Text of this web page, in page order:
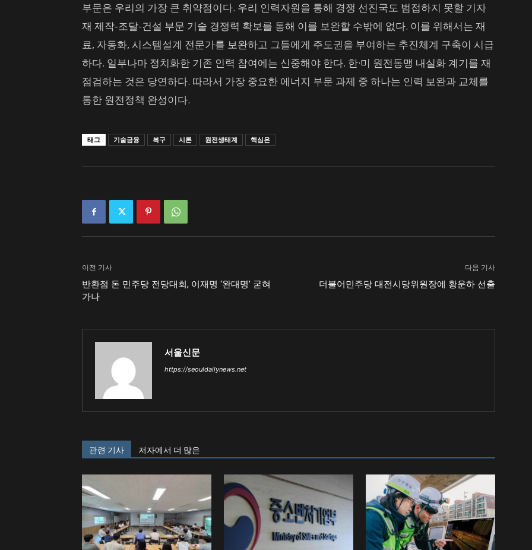
부문은 우리의 가장 큰 취약점이다. 우리 인력자원을 통해 경쟁 선진국도 범접하지 못할 기자
재 제작-조달-건설 부문 기술 경쟁력 확보를 통해 이를 보완할 수밖에 없다. 이를 위해서는 재
료, 자동화, 시스템설계 전문가를 보완하고 그들에게 주도권을 부여하는 추진체계 구축이 시급
하다. 일부나마 정치화한 기존 인력 참여에는 신중해야 한다. 한·미 원전동맹 내실화 계기를 재
점검하는 것은 당연하다. 따라서 가장 중요한 에너지 부문 과제 중 하나는 인력 보완과 교체를
통한 원전정책 완성이다.
태그 기술금융 복구 시론 원전생태계 핵심은
이전 기사
반환점 돈 민주당 전당대회, 이재명 ‘완대명’ 굳혀
가나
다음 기사
더불어민주당 대전시당위원장에 황운하 선출
서울신문
https://seouldailynews.net
관련 기사 저자에서 더 많은